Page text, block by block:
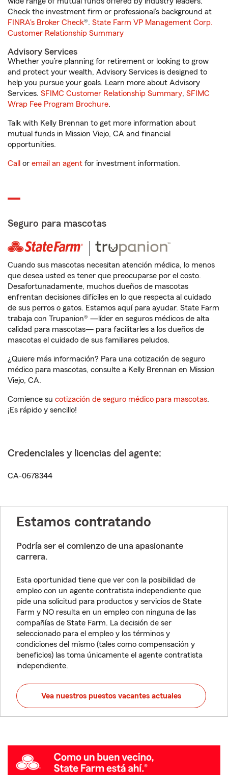
Check the investment firm or professional’s background at
FINRA's Broker Check®. State Farm VP Management Corp.
Customer Relationship Summary
Advisory Services
Whether you’re planning for retirement or looking to grow
and protect your wealth, Advisory Services is designed to
help you pursue your goals. Learn more about Advisory
Services. SFIMC Customer Relationship Summary, SFIMC
Wrap Fee Program Brochure.
Talk with Kelly Brennan to get more information about
mutual funds in Mission Viejo, CA and financial
opportunities.
Call or email an agent for investment information.
Seguro para mascotas
Cuando sus mascotas necesitan atención médica, lo menos
que desea usted es tener que preocuparse por el costo.
Desafortunadamente, muchos dueños de mascotas
enfrentan decisiones difíciles en lo que respecta al cuidado
de sus perros o gatos. Estamos aquí para ayudar. State Farm
trabaja con Trupanion® —líder en seguros médicos de alta
calidad para mascotas— para facilitarles a los dueños de
mascotas el cuidado de sus familiares peludos.
¿Quiere más información? Para una cotización de seguro
médico para mascotas, consulte a Kelly Brennan en Mission
Viejo, CA.
Comience su cotización de seguro médico para mascotas.
¡Es rápido y sencillo!
Credenciales y licencias del agente:
CA-0678344
Estamos contratando
Podría ser el comienzo de una apasionante
carrera.
Esta oportunidad tiene que ver con la posibilidad de
empleo con un agente contratista independiente que
pide una solicitud para productos y servicios de State
Farm y NO resulta en un empleo con ninguna de las
compañías de State Farm. La decisión de ser
seleccionado para el empleo y los términos y
condiciones del mismo (tales como compensación y
beneficios) las toma únicamente el agente contratista
independiente.
Vea nuestros puestos vacantes actuales